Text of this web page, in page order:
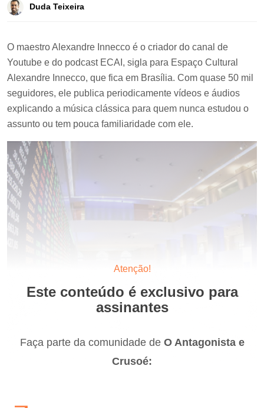
Duda Teixeira
Atenção!
Este conteúdo é exclusivo para
assinantes
Faça parte da comunidade de O Antagonista e
Crusoé:
O maestro Alexandre Innecco é o criador do canal de
Youtube e do podcast ECAI, sigla para Espaço Cultural
Alexandre Innecco, que fica em Brasília. Com quase 50 mil
seguidores, ele publica periodicamente vídeos e áudios
explicando a música clássica para quem nunca estudou o
assunto ou tem pouca familiaridade com ele.